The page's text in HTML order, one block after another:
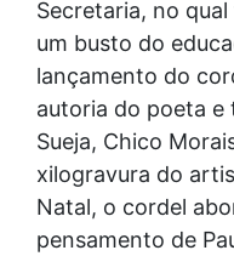
Secretaria, no
um busto do
lançamento do
autoria do poeta e
Sueja, Chico
xilogravura do
Natal, o cordel
pensamento de